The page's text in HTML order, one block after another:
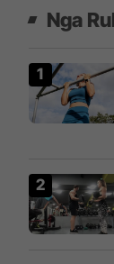
Nga